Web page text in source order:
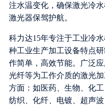
注水温变化，确保激光冷
激光器保驾护航。
科力达15年专注于工业冷
种工业生产加工设备特点
作简单，高效节能。广泛
光纤等为工作介质的激光
方面：如医药、生物、化
纺织、化纤、电镀、超声